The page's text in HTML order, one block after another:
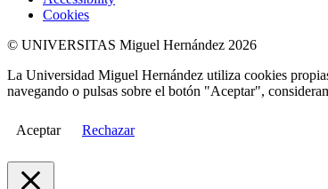
Cookies
© UNIVERSITAS Miguel Hernández 2026
La Universidad Miguel Hernández utiliza cookies
navegando o pulsas sobre el botón "Aceptar",
Aceptar Rechazar